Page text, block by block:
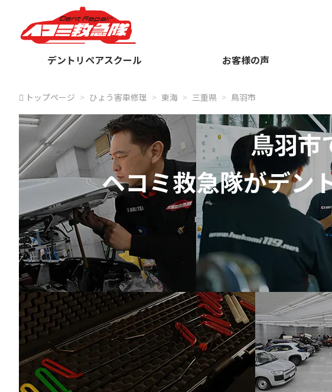
デントリペアスクール お客様の声
トップページ ひょう害車修理 東海 三重県 鳥羽市
鳥羽市
ヘコミ救急隊がデン